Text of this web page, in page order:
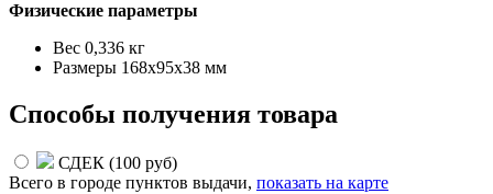
Физические параметры
Вес 0,336 кг
Размеры 168х95х38 мм
Способы получения товара
СДЕК (100 руб)
Всего в городе пунктов выдачи, показать на карте